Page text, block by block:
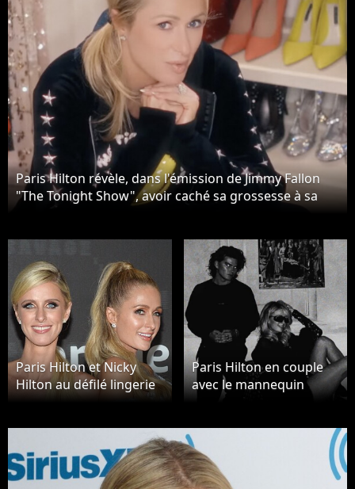
Paris Hilton révèle, dans l'émission de Jimmy Fallon
"The Tonight Show", avoir caché sa grossesse à sa
mère. Ce n'est qu'au moment de la naissance de
qu'elle était grand-mère, comme on peut le voir dans
la série de télé-réalité, "Paris in Love". Le 18 octobre
2023.
Paris Hilton et Nicky
Hilton au défilé lingerie
Savage x Fenty
Paris Hilton en couple
avec le mannequin
Jordan Barrett ?